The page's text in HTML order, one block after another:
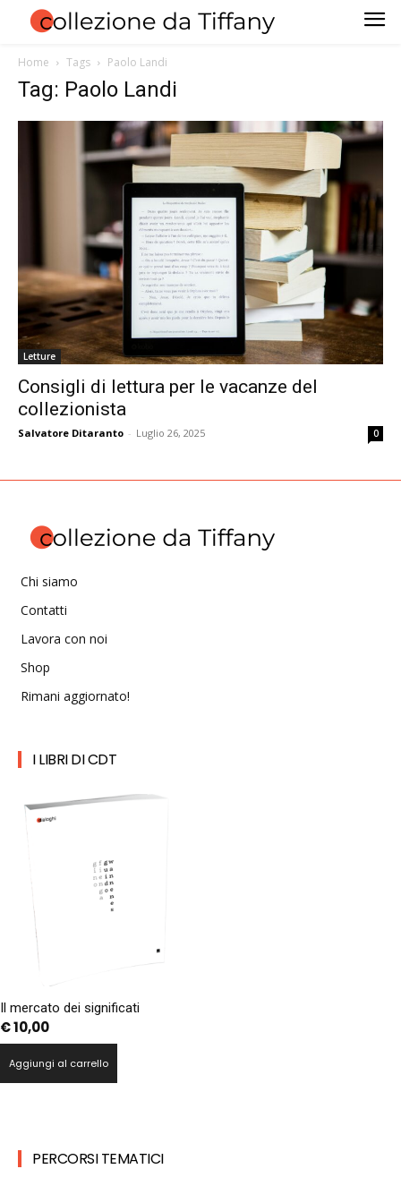
Home Tags Paolo Landi
Tag: Paolo Landi
Letture
Consigli di lettura per le vacanze del
collezionista
Salvatore Ditaranto - Luglio 26, 2025 0
Chi siamo
Contatti
Lavora con noi
Shop
Rimani aggiornato!
I LIBRI DI CDT
Il mercato dei significati
€10,00
Aggiungi al carrello
PERCORSI TEMATICI